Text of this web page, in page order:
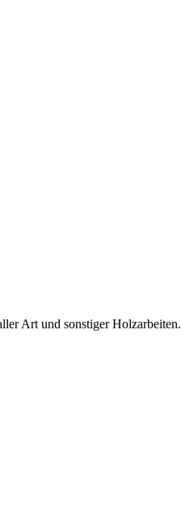
Art und sonstiger Holzarbeiten.